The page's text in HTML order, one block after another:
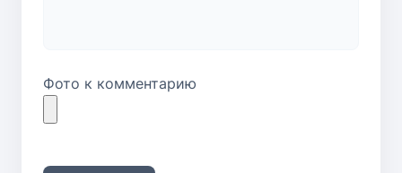
Фото к комментарию